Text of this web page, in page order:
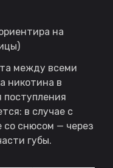
на
между всеми
никотина в
поступления
в случае с
со снюсом — через
губы.